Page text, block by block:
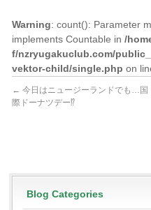
Warning: count(): Parameter
implements Countable in/
f/nzryugakuclub.com/
vektor-child/single.php on
← 今日はニュージーランドでも…国
際ドーナツデー⁉︎
Blog Categories